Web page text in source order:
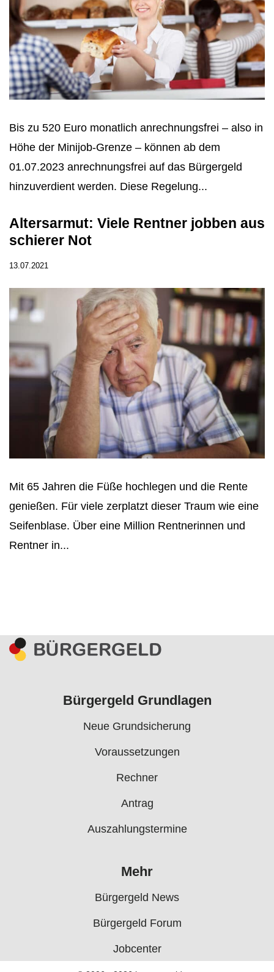
Bis zu 520 Euro monatlich anrechnungsfrei – also in
Höhe der Minijob-Grenze – können ab dem
01.07.2023 anrechnungsfrei auf das Bürgergeld
hinzuverdient werden. Diese Regelung...
Altersarmut: Viele Rentner jobben aus
schierer Not
13.07.2021
Mit 65 Jahren die Füße hochlegen und die Rente
genießen. Für viele zerplatzt dieser Traum wie eine
Seifenblase. Über eine Million Rentnerinnen und
Rentner in...
Bürgergeld Grundlagen
Neue Grundsicherung
Voraussetzungen
Rechner
Antrag
Auszahlungstermine
Mehr
Bürgergeld News
Bürgergeld Forum
Jobcenter